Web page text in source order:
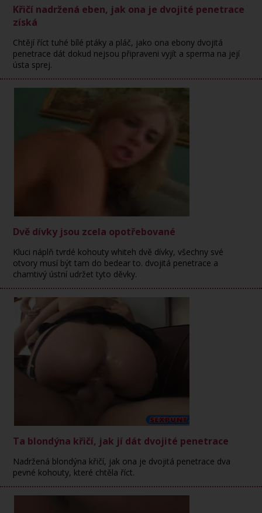
Křičí nadržená eben, jak ona je dvojité penetrace
získá
Chtějí říct tuhé bílé ptáky a pláč, jako ona ebony dvojitá
penetrace dát dokud nejsou připraveni vyjít a sperma na její
ústa sprej.
Dvě dívky jsou zcela opotřebované
Kluci náplň tvrdé kohouty whiteh dvě dívky, všechny své
otvory musí být tam do bedear to. dvojitá penetrace a
chamtivý ústní udržet tyto děvky.
Ta blondýna křičí, jak jí dát dvojité penetrace
Nadržená blondýna křičí, jak ona je dvojitá penetrace dva
pevné kohouty, které chtěla říct.